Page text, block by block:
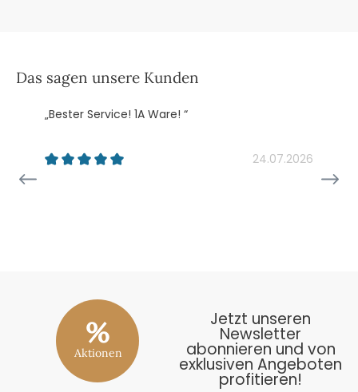
Das sagen unsere Kunden
„Bester Service! 1A Ware! “
24.07.2026
%
Aktionen
Jetzt unseren
Newsletter
abonnieren und von
exklusiven Angeboten
profitieren!